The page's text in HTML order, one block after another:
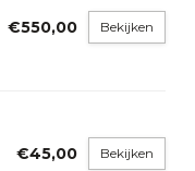
€550,00 Bekijken
€45,00 Bekijken